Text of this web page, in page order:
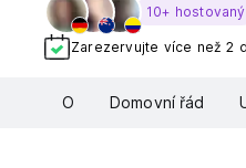
10+ hostovaný
Zarezervujte více než 2
O Domovní řád